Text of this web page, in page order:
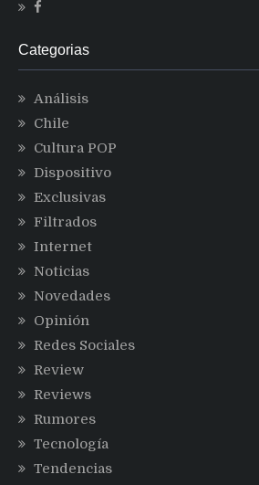
Categorias
Análisis
Chile
Cultura POP
Dispositivo
Exclusivas
Filtrados
Internet
Noticias
Novedades
Opinión
Redes Sociales
Review
Reviews
Rumores
Tecnología
Tendencias